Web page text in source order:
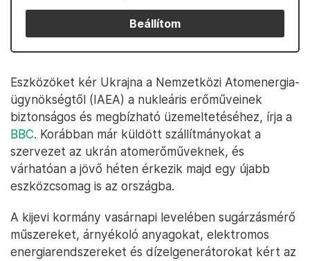
Beállítom
Eszközöket kér Ukrajna a Nemzetközi Atomenergia-
ügynökségtől (IAEA) a nukleáris erőműveinek
biztonságos és megbízható üzemeltetéséhez, írja a
BBC. Korábban már küldött szállítmányokat a
szervezet az ukrán atomerőműveknek, és
várhatóan a jövő héten érkezik majd egy újabb
eszközcsomag is az országba.
A kijevi kormány vasárnapi levelében sugárzásmérő
műszereket, árnyékoló anyagokat, elektromos
energiarendszereket és dízelgenerátorokat kért az